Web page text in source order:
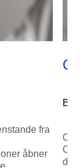
fra
åbner
de